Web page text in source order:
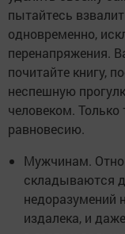
пытайтесь
одновременно,
перенапряжения.
почитайте книгу,
неспешную
человеком.
равновесию.
Мужчинам.
складываются
недоразумений
издалека, и